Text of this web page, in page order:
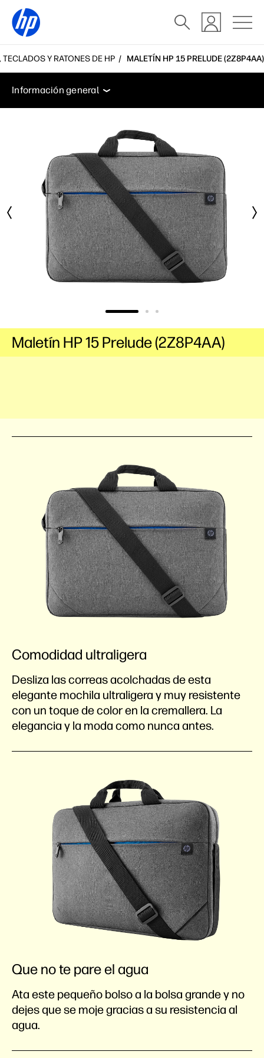
Y RATONES DE HP MALETÍN HP 15 PRELUDE (2Z8P4AA)
Información general Especificaciones
Accesorios
Información general
Accesorios
Soporte
Maletín HP 15 Prelude (2Z8P4AA)
Comodidad ultraligera
Desliza las correas acolchadas de esta
elegante mochila ultraligera y muy resistente
con un toque de color en la cremallera. La
elegancia y la moda como nunca antes.
Que no te pare el agua
Ata este pequeño bolso a la bolsa grande y no
dejes que se moje gracias a su resistencia al
agua.